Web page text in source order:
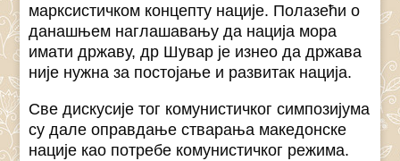
марксистичком концепту нације. Полазећи о
данашњем наглашавању да нација мора
имати државу, др Шувар је изнео да држава
није нужна за постојање и развитак нација.
Све дискусије тог комунистичког симпозијума
су дале оправдање стварања македонске
нације као потребе комунистичког режима.